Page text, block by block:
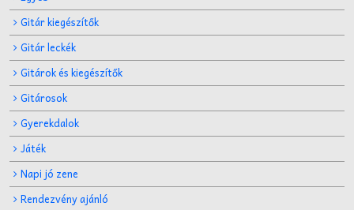
Gitár kiegészítők
Gitár leckék
Gitárok és kiegészítők
Gitárosok
Gyerekdalok
Játék
Napi jó zene
Rendezvény ajánló